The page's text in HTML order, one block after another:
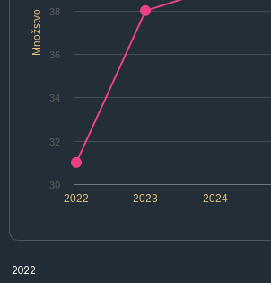
Množstvo
2022 2024
2023
30
32
34
36
38
2022